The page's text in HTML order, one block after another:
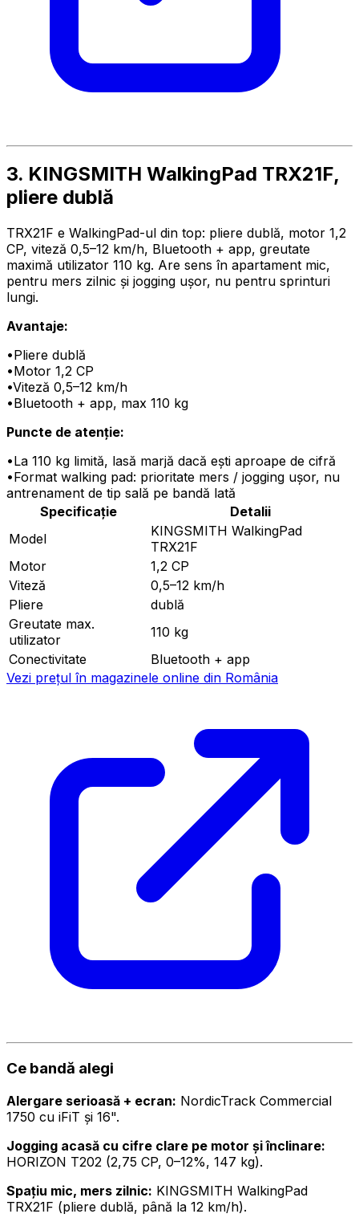
3. KINGSMITH WalkingPad TRX21F,
pliere dublă
TRX21F e WalkingPad-ul din top: pliere dublă, motor 1,2
CP, viteză 0,5–12 km/h, Bluetooth + app, greutate
maximă utilizator 110 kg. Are sens în apartament mic,
pentru mers zilnic și jogging ușor, nu pentru sprinturi
lungi.
Avantaje:
•Pliere dublă
•Motor 1,2 CP
•Viteză 0,5–12 km/h
•Bluetooth + app, max 110 kg
Puncte de atenție:
•La 110 kg limită, lasă marjă dacă ești aproape de cifră
•Format walking pad: prioritate mers / jogging ușor, nu
antrenament de tip sală pe bandă lată
Specificație
Detalii
Model
KINGSMITH WalkingPad
TRX21F
Motor
1,2 CP
Viteză
0,5–12 km/h
Pliere
dublă
Greutate max.
utilizator
110 kg
Conectivitate
Bluetooth + app
Vezi prețul în magazinele online din România
Ce bandă alegi
Alergare serioasă + ecran: NordicTrack Commercial
1750 cu iFiT și 16".
Jogging acasă cu cifre clare pe motor și înclinare:
HORIZON T202 (2,75 CP, 0–12%, 147 kg).
Spațiu mic, mers zilnic: KINGSMITH WalkingPad
TRX21F (pliere dublă, până la 12 km/h).